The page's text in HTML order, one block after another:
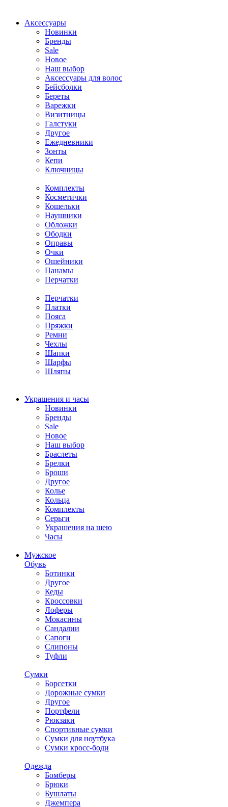
Аксессуары
Новинки
Бренды
Sale
Новое
Наш выбор
Аксессуары для волос
Бейсболки
Береты
Варежки
Визитницы
Галстуки
Другое
Ежедневники
Зонты
Кепи
Ключницы
Комплекты
Косметички
Кошельки
Наушники
Обложки
Ободки
Оправы
Очки
Ошейники
Панамы
Перчатки
Перчатки
Платки
Пояса
Пряжки
Ремни
Чехлы
Шапки
Шарфы
Шляпы
Украшения и часы
Новинки
Бренды
Sale
Новое
Наш выбор
Браслеты
Брелки
Броши
Другое
Колье
Кольца
Комплекты
Серьги
Украшения на шею
Часы
Мужское
Обувь
Ботинки
Другое
Кеды
Кроссовки
Лоферы
Мокасины
Сандалии
Сапоги
Слипоны
Туфли
Сумки
Борсетки
Дорожные сумки
Другое
Портфели
Рюкзаки
Спортивные сумки
Сумки для ноутбука
Сумки кросс-боди
Одежда
Бомберы
Брюки
Бушлаты
Джемпера